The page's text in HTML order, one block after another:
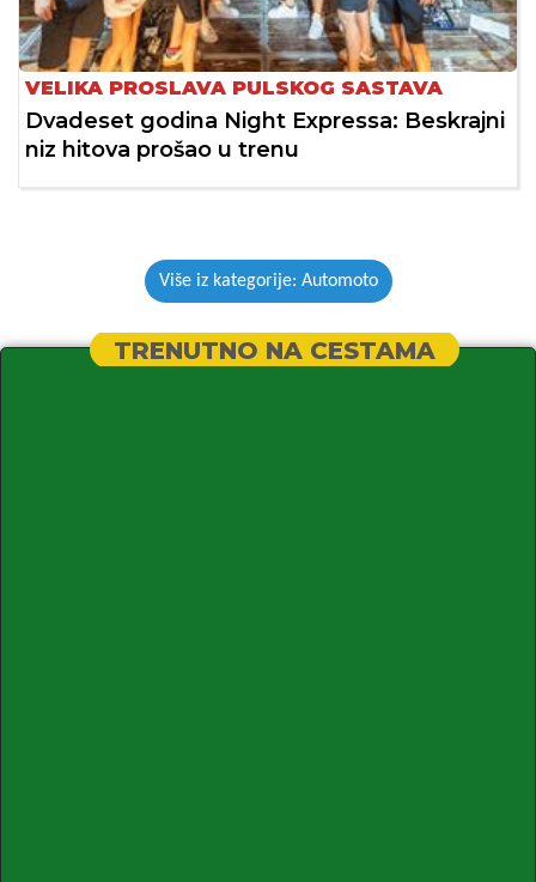
VELIKA PROSLAVA PULSKOG SASTAVA
Dvadeset godina Night Expressa: Beskrajni
niz hitova prošao u trenu
Više iz kategorije: Automoto
TRENUTNO NA CESTAMA